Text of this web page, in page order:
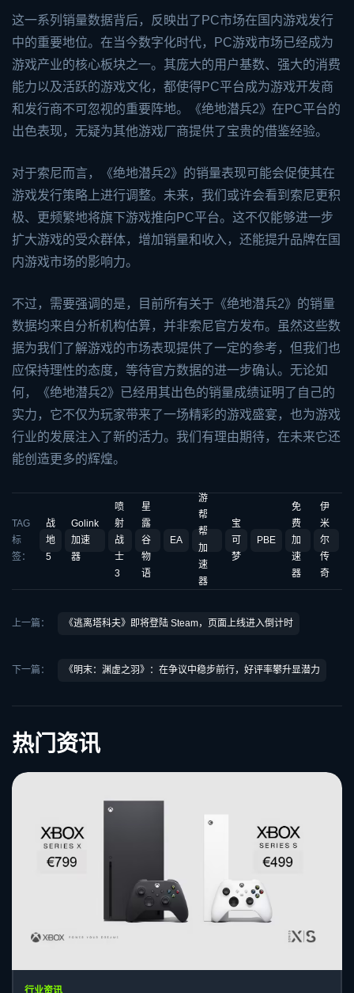
这一系列销量数据背后，反映出了PC市场在国内游戏发行
中的重要地位。在当今数字化时代，PC游戏市场已经成为
游戏产业的核心板块之一。其庞大的用户基数、强大的消费
能力以及活跃的游戏文化，都使得PC平台成为游戏开发商
和发行商不可忽视的重要阵地。《绝地潜兵2》在PC平台的
出色表现，无疑为其他游戏厂商提供了宝贵的借鉴经验。
对于索尼而言，《绝地潜兵2》的销量表现可能会促使其在
游戏发行策略上进行调整。未来，我们或许会看到索尼更积
极、更频繁地将旗下游戏推向PC平台。这不仅能够进一步
扩大游戏的受众群体，增加销量和收入，还能提升品牌在国
内游戏市场的影响力。
不过，需要强调的是，目前所有关于《绝地潜兵2》的销量
数据均来自分析机构估算，并非索尼官方发布。虽然这些数
据为我们了解游戏的市场表现提供了一定的参考，但我们也
应保持理性的态度，等待官方数据的进一步确认。无论如
何，《绝地潜兵2》已经用其出色的销量成绩证明了自己的
实力，它不仅为玩家带来了一场精彩的游戏盛宴，也为游戏
行业的发展注入了新的活力。我们有理由期待，在未来它还
能创造更多的辉煌。
TAG
标
签：
战
地
5
Golink
加速
器
喷
射
战
士
3
星
露
谷
物
语
EA
游
帮
帮
加
速
器
宝
可
梦
PBE
免
费
加
速
器
伊
米
尔
传
奇
上一篇： 《逃离塔科夫》即将登陆 Steam，页面上线进入倒计时
下一篇： 《明末：渊虚之羽》：在争议中稳步前行，好评率攀升显潜力
热门资讯
行业资讯